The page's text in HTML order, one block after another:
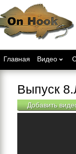
Главная Видео
Выпуск
Добавить